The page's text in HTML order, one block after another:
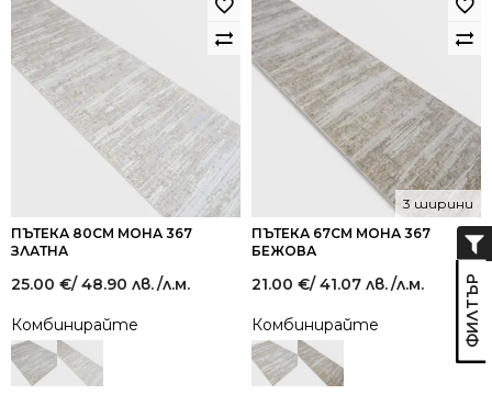
ПЪТЕКА 80СМ МОНА 367
ЗЛАТНА
25.00 €/ 48.90 лв./л.м.
Комбинирайте
ПЪТЕКА 67СМ МОНА 367
БЕЖОВА
3 ширини
21.00 €/ 41.07 лв./л.м.
Комбинирайте